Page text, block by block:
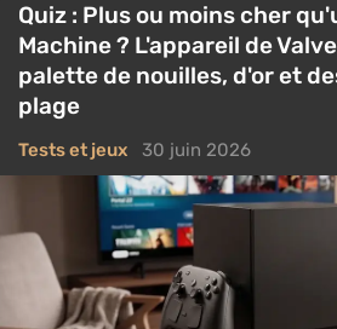
Quiz : Plus ou moins cher
Machine ? L'appareil de
palette de nouilles, d'or et
plage
Tests et jeux 30 juin 2026